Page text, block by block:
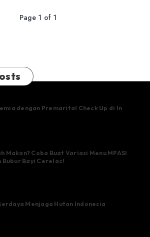
Page 1 of 1
dengan Premarital Check Up di In
Makan? Coba Buat Variasi Menu MPASI
Bubur Bayi Cerelac!
Menjaga Hutan Indonesia